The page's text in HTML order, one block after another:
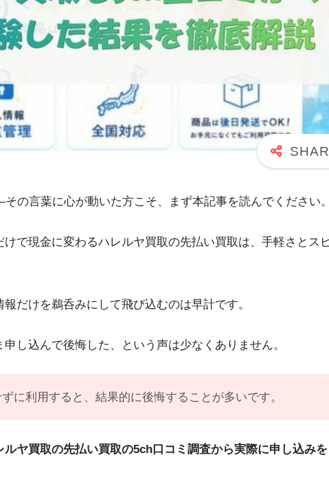
の言葉に心が動いた方こそ、まず本記事を読んでください。
で現金に変わるハレルヤ買取の先払い買取は、手軽さとス
だけを鵜呑みにして飛び込むのは早計です。
し込んで後悔した、という声は少なくありません。
に利用すると、結果的に後悔することが多いです。
ルヤ買取の先払い買取の5ch口コミ調査から実際に申し込み